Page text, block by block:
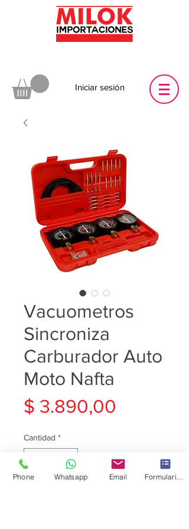
Iniciar sesión
Vacuometros
Sincroniza
Carburador Auto
Moto Nafta
$ 3.890,00
Cantidad *
Phone Whatsapp Email